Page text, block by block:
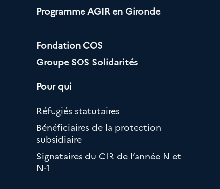
Programme AGIR en Gironde
Fondation COS
Groupe SOS Solidarités
Pour qui
Réfugiés statutaires
Bénéficiaires de la protection
subsidiaire
Signataires du CIR de l’année N et
N-1